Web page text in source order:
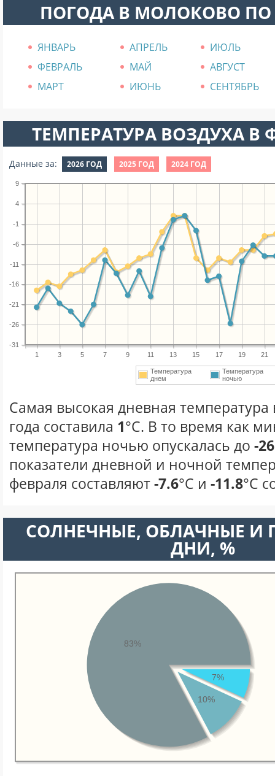
ПОГОДА В МОЛОКОВО
ЯНВАРЬ АПРЕЛЬ
ИЮЛЬ
ФЕВРАЛЬ
МАЙ
АВГУСТ
МАРТ
ИЮНЬ СЕНТЯБРЬ
ТЕМПЕРАТУРА ВОЗДУХА В
Данные за: 2026 ГОД 2025 ГОД 2024 ГОД
1 3 5 7 9 11 13 15 17 19 21
-31
-26
-21
-16
-11
-6
-1
4
9
Температура
днем
Температура
ночью
Самая высокая дневная температура
года составила 1°С. В то время как
температура ночью опускалась до -26
показатели дневной и ночной
февраля составляют-7.6°С и -11.8°С
CОЛНЕЧНЫЕ, ОБЛАЧНЫЕ И
ДНИ, %
7%
10%
83%